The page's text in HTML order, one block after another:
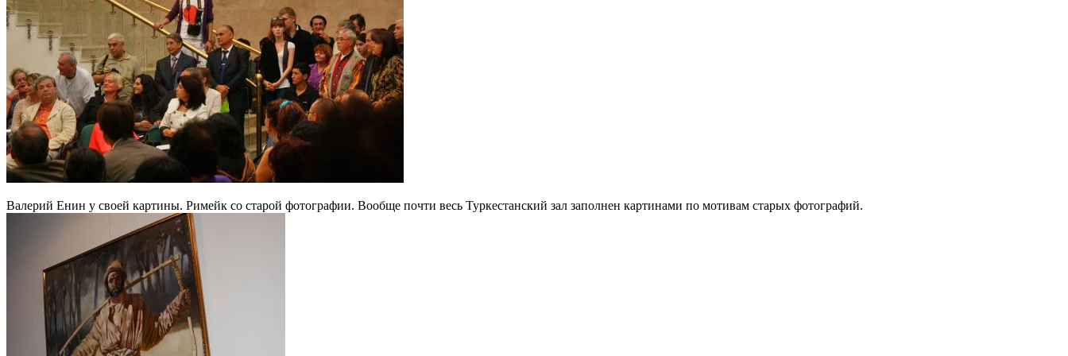
Валерий Енин у своей картины. Римейк со старой фотографии. Вообще почти весь Туркестанский зал заполнен картинами по мотивам старых фотографий.